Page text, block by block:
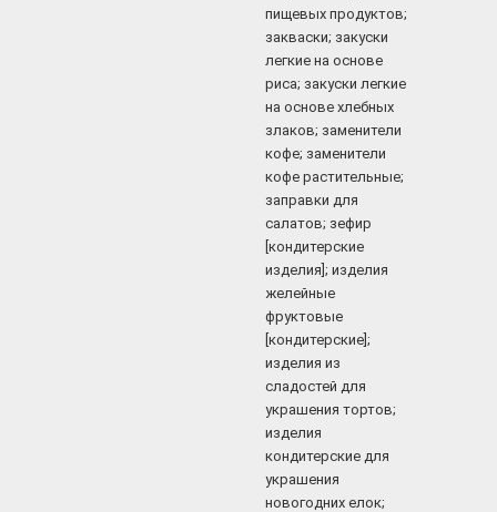
пищевых продуктов;
закваски; закуски
легкие на основе
риса; закуски легкие
на основе хлебных
злаков; заменители
кофе; заменители
кофе растительные;
заправки для
салатов; зефир
[кондитерские
изделия]; изделия
желейные
фруктовые
[кондитерские];
изделия из
сладостей для
украшения тортов;
изделия
кондитерские для
украшения
новогодних елок;